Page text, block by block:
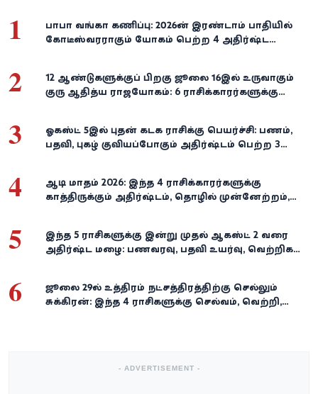
1
பாபா வங்கா கணிப்பு: 2026-ன் இரண்டாம் பாதியில்
கோடீஸ்வரராகும் யோகம் பெற்ற 4 அதிர்ஷ்ட
2
12 ஆண்டுகளுக்குப் பிறகு ஜூலை 16இல் உருவாகும்
குரு ஆதித்ய ராஜயோகம்: 6 ராசிக்காரர்களுக்கு
3
ஓகஸ்ட் 5இல் புதன் கடக ராசிக்கு பெயர்ச்சி: பணம்,
பதவி, புகழ் குவியப்போகும் அதிர்ஷ்டம் பெற்ற 3
4
ஆடி மாதம் 2026: இந்த 4 ராசிக்காரர்களுக்கு
காத்திருக்கும் அதிர்ஷ்டம், தொழில் முன்னேற்றம்,
5
இந்த 5 ராசிகளுக்கு இன்று முதல் ஆகஸ்ட் 2 வரை
அதிர்ஷ்ட மழை: பணவரவு, பதவி உயர்வு, வெற்றிகள்
6
ஜூலை 29-ல் உத்திரம் நட்சத்திரத்திற்கு செல்லும்
சுக்கிரன்: இந்த 4 ராசிகளுக்கு செல்வம், வெற்றி,
- ADVERTISEMENT -